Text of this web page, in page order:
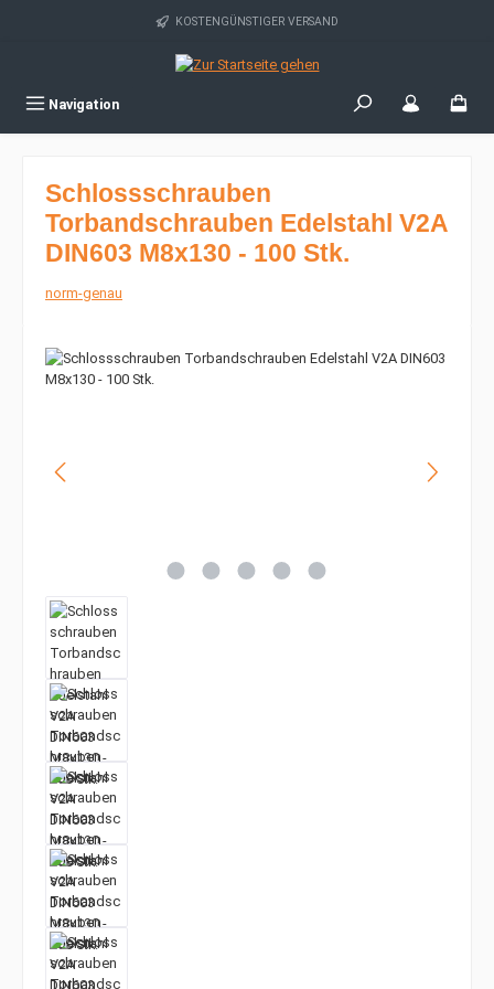
Zum Hauptinhalt springen KOSTENGÜNSTIGER VERSAND
Navigation
Schlossschrauben
Torbandschrauben Edelstahl V2A
DIN603 M8x130 - 100 Stk.
norm-genau
Bildergalerie überspringen